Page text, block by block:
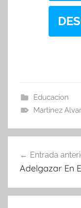
Educacion
Martinez
de
Entrada
Adelgazar En